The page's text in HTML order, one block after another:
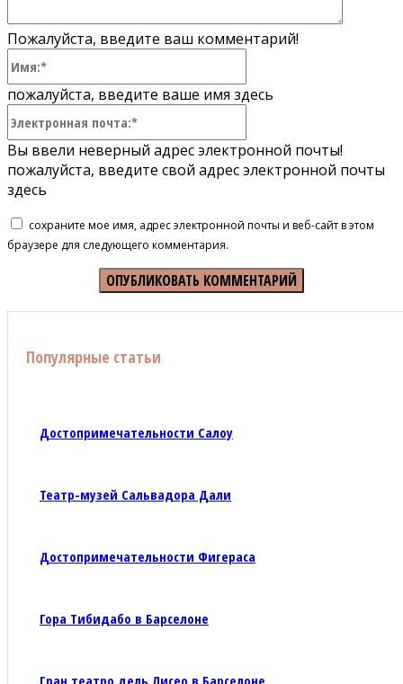
Пожалуйста, введите ваш комментарий!
пожалуйста, введите ваше имя здесь
Вы ввели неверный адрес электронной почты!
пожалуйста, введите свой адрес электронной почты
здесь
сохраните мое имя, адрес электронной почты и веб-сайт в этом
браузере для следующего комментария.
Популярные статьи
Достопримечательности Салоу
Театр-музей Сальвадора Дали
Достопримечательности Фигераса
Гора Тибидабо в Барселоне
Гран театро дель Лисео в Барселоне